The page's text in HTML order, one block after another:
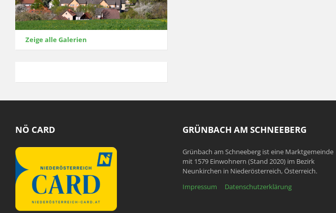
Zeige alle Galerien
NÖ CARD GRÜNBACH AM SCHNEEBERG
Grünbach am Schneeberg ist eine Marktgemeinde
mit 1579 Einwohnern (Stand 2020) im Bezirk
Neunkirchen in Niederösterreich, Österreich.
Impressum
Datenschutzerklärung